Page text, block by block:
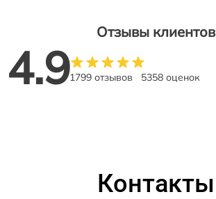
Отзывы клиентов
4.91799 отзывов 5358 оценок
Контакты